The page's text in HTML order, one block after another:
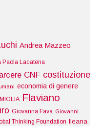
Andrea Mazzeo
Paola Lacatena
CNF costituzione
economia di genere
Flaviano
Giovanna Fava Giovanni
Thinking Foundation Ileana